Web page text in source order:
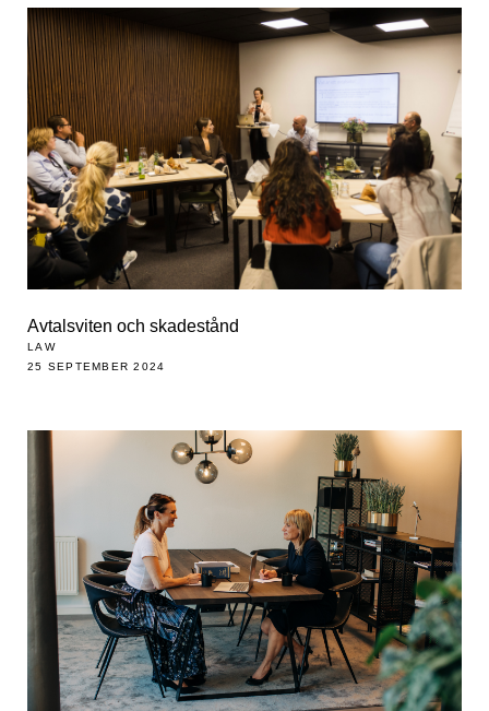
Avtalsviten och skadestånd
LAW
25 SEPTEMBER 2024